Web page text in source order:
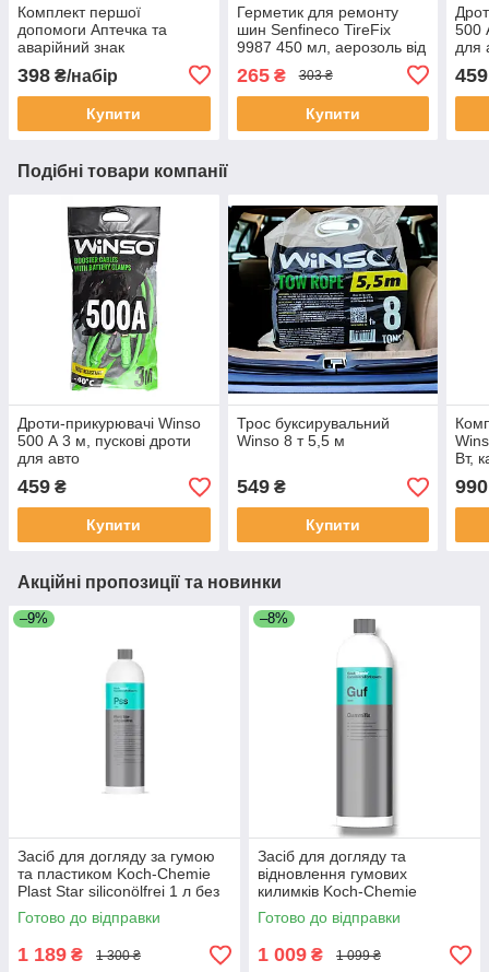
Комплект першої
допомоги Аптечка та
аварійний знак
398 ₴/набір
Купити
Герметик для ремонту
шин Senfineco TireFix
9987 450 мл, аерозоль від
265₴ 303 ₴
Купити
500
для
459
Подібні товари компанії
Дроти-прикурювачі Winso
500 А 3 м, пускові дроти
для авто
459 ₴
Купити
Трос буксирувальний
Winso 8 т 5,5 м
549₴
Купити
Вт,
990
Акційні пропозиції та новинки
–9%
Засіб для догляду за гумою
та пластиком Koch-Chemie
Plast Star siliconölfrei 1 л без
силікону
Готово до відправки
1 189 ₴ 1 300 ₴
–8%
Засіб для догляду та
відновлення гумових
килимків Koch-Chemie
Gummifix 1 л
Готово до відправки
1 009 ₴ 1 099 ₴